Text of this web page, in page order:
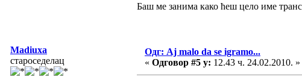
Баш ме занима како ћеш цело име
Madiuxa
староседелац
Одг: Aj malo da se igramo...
« Одговор #5 у: 12.43 ч. 24.02.2010. »